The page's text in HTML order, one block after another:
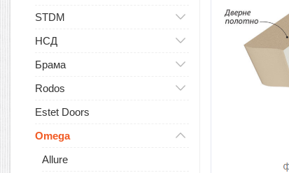
STDM
НСД
Брама
Rodos
Estet Doors
Omega
Allure